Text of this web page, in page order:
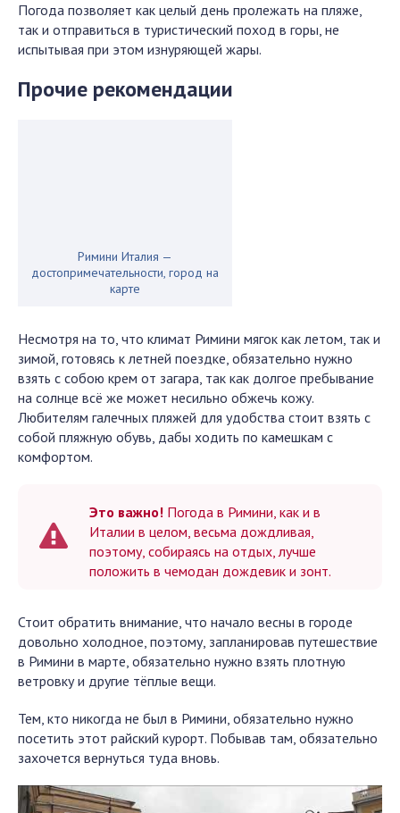
Погода позволяет как целый день пролежать на пляже,
так и отправиться в туристический поход в горы, не
испытывая при этом изнуряющей жары.
Прочие рекомендации
Римини Италия —
достопримечательности, город на
карте
Несмотря на то, что климат Римини мягок как летом, так и
зимой, готовясь к летней поездке, обязательно нужно
взять с собою крем от загара, так как долгое пребывание
на солнце всё же может несильно обжечь кожу.
Любителям галечных пляжей для удобства стоит взять с
собой пляжную обувь, дабы ходить по камешкам с
комфортом.
Это важно! Погода в Римини, как и в
Италии в целом, весьма дождливая,
поэтому, собираясь на отдых, лучше
положить в чемодан дождевик и зонт.
Стоит обратить внимание, что начало весны в городе
довольно холодное, поэтому, запланировав путешествие
в Римини в марте, обязательно нужно взять плотную
ветровку и другие тёплые вещи.
Тем, кто никогда не был в Римини, обязательно нужно
посетить этот райский курорт. Побывав там, обязательно
захочется вернуться туда вновь.